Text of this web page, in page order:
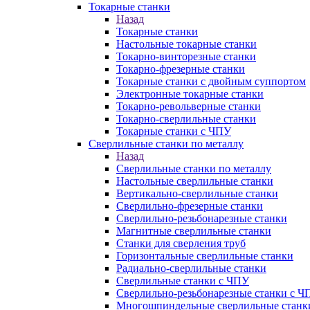
Токарные станки
Назад
Токарные станки
Настольные токарные станки
Токарно-винторезные станки
Токарно-фрезерные станки
Токарные станки с двойным суппортом
Электронные токарные станки
Токарно-револьверные станки
Токарно-сверлильные станки
Токарные станки с ЧПУ
Сверлильные станки по металлу
Назад
Сверлильные станки по металлу
Настольные сверлильные станки
Вертикально-сверлильные станки
Сверлильно-фрезерные станки
Сверлильно-резьбонарезные станки
Магнитные сверлильные станки
Станки для сверления труб
Горизонтальные сверлильные станки
Радиально-сверлильные станки
Сверлильные станки с ЧПУ
Сверлильно-резьбонарезные станки с
Многошпиндельные сверлильные